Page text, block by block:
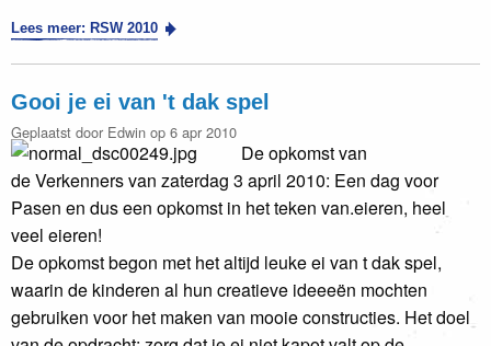
Lees meer: RSW 2010
Gooi je ei van 't dak spel
Geplaatst door Edwin op 6 apr 2010
De opkomst van
de Verkenners van zaterdag 3 april 2010: Een dag voor
Pasen en dus een opkomst in het teken van.eieren, heel
veel eieren!
De opkomst begon met het altijd leuke ei van t dak spel,
waarin de kinderen al hun creatieve ideeeën mochten
gebruiken voor het maken van mooie constructies. Het doel